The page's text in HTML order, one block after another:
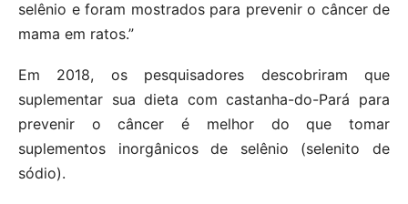
selênio e foram mostrados para prevenir o câncer de
mama em ratos.”
Em 2018, os pesquisadores descobriram que
suplementar sua dieta com castanha-do-Pará para
prevenir o câncer é melhor do que tomar
suplementos inorgânicos de selênio (selenito de
sódio).